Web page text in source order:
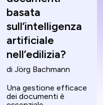
basata
sull’intelligenza
artificiale
nell’edilizia?
di Jörg Bachmann
Una gestione efficace
dei documenti è